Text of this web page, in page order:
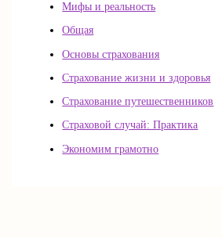
Мифы и реальность
Общая
Основы страхования
Страхование жизни и здоровья
Страхование путешественников
Страховой случай: Практика
Экономим грамотно